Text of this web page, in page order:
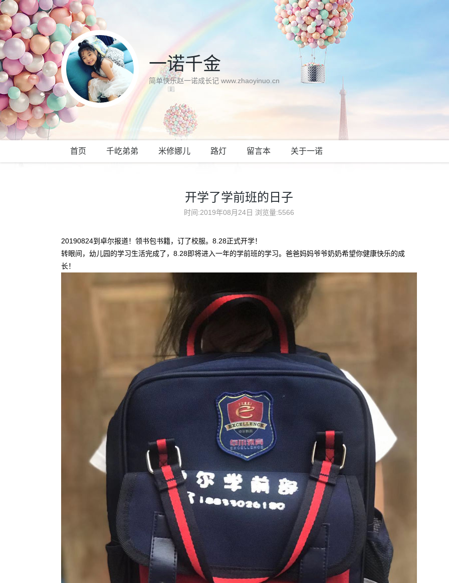
一诺千金
简单快乐赵一诺成长记 www.zhaoyinuo.cn
首页 千屹弟弟 米修娜儿 路灯 留言本 关于一诺
开学了学前班的日子
时间:2019年08月24日 浏览量:5566
20190824到卓尔报道！领书包书籍，订了校服。8.28正式开学！
转眼间，幼儿园的学习生活完成了，8.28即将进入一年的学前班的学习。爸爸妈妈爷爷奶奶希望你健康快乐的成
长！